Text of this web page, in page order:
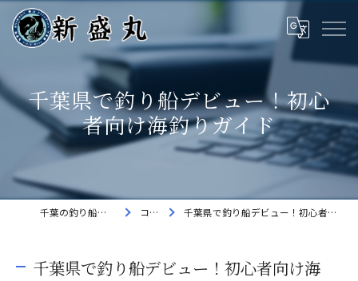
千葉県で釣り船デビュー！初心
者向け海釣りガイド
千葉の釣り船なら新盛丸 コラム 千葉県で釣り船デビュー！初心者向け海釣りガイド
千葉県で釣り船デビュー！初心者向け海